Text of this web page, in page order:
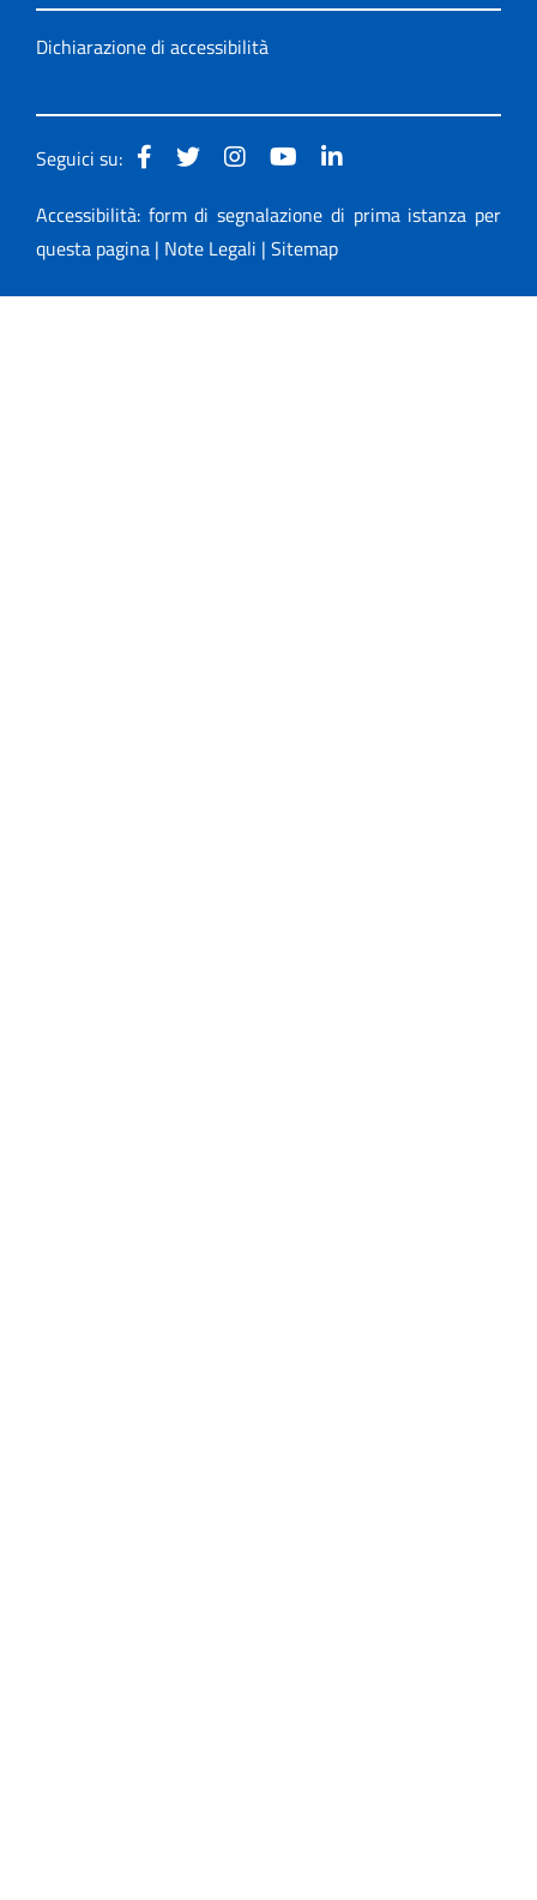
Dichiarazione di accessibilità
Seguici su:
Accessibilità: form di segnalazione di prima istanza per
questa pagina | Note Legali | Sitemap